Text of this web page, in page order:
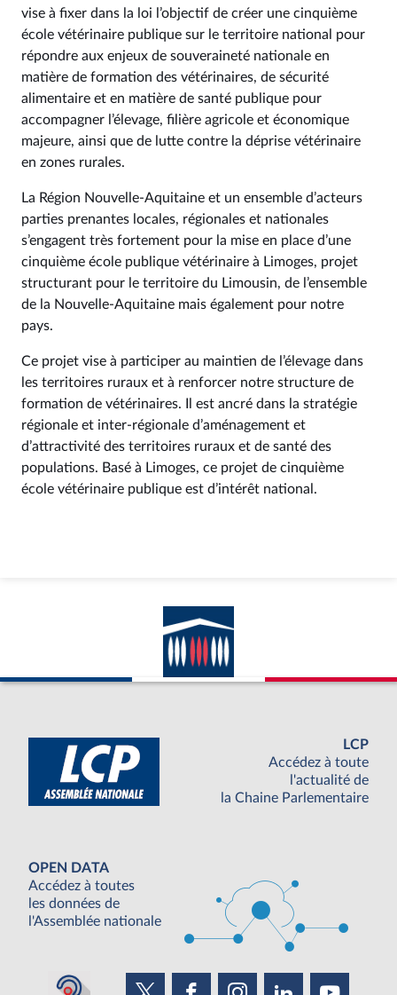
vise à fixer dans la loi l’objectif de créer une cinquième
école vétérinaire publique sur le territoire national pour
répondre aux enjeux de souveraineté nationale en
matière de formation des vétérinaires, de sécurité
alimentaire et en matière de santé publique pour
accompagner l’élevage, filière agricole et économique
majeure, ainsi que de lutte contre la déprise vétérinaire
en zones rurales.
La Région Nouvelle-Aquitaine et un ensemble d’acteurs
parties prenantes locales, régionales et nationales
s’engagent très fortement pour la mise en place d’une
cinquième école publique vétérinaire à Limoges, projet
structurant pour le territoire du Limousin, de l’ensemble
de la Nouvelle-Aquitaine mais également pour notre
pays.
Ce projet vise à participer au maintien de l’élevage dans
les territoires ruraux et à renforcer notre structure de
formation de vétérinaires. Il est ancré dans la stratégie
régionale et inter-régionale d’aménagement et
d’attractivité des territoires ruraux et de santé des
populations. Basé à Limoges, ce projet de cinquième
école vétérinaire publique est d’intérêt national.
LCP
Accédez à toute
l'actualité de
la Chaine Parlementaire
OPEN DATA
Accédez à toutes
les données de
l'Assemblée nationale